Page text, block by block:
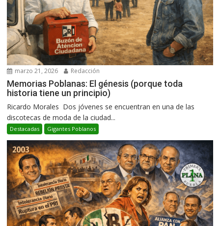
marzo 21, 2026 Redacción
Memorias Poblanas: El génesis (porque toda
historia tiene un principio)
Ricardo Morales Dos jóvenes se encuentran en una de las
discotecas de moda de la ciudad...
Destacadas Gigantes Poblanos